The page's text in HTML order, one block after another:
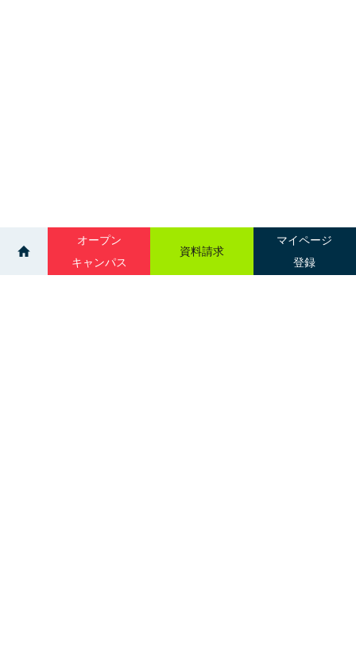
オープン
キャンパス
資料請求
マイページ
登録